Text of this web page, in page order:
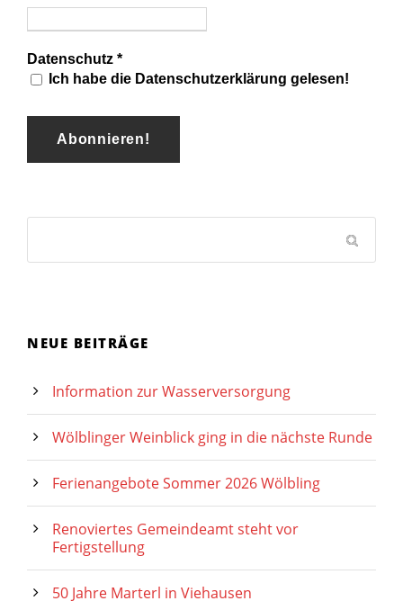
Datenschutz *
Ich habe die Datenschutzerklärung gelesen!
NEUE BEITRÄGE
Information zur Wasserversorgung
Wölblinger Weinblick ging in die nächste Runde
Ferienangebote Sommer 2026 Wölbling
Renoviertes Gemeindeamt steht vor
Fertigstellung
50 Jahre Marterl in Viehausen